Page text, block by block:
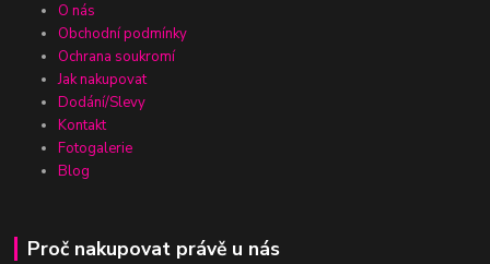
O nás
Obchodní podmínky
Ochrana soukromí
Jak nakupovat
Dodání/Slevy
Kontakt
Fotogalerie
Blog
Proč nakupovat právě u nás